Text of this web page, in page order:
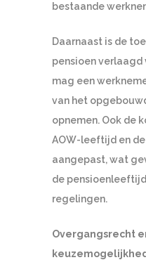
bestaande
Daarnaast is de
pensioen verlaagd
mag een
van het
opnemen. Ook de
AOW-leeftijd en
aangepast, wat
de
regelingen.
Overgangsrecht